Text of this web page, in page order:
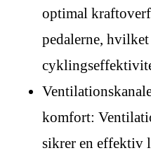
optimal
pedalerne,
komfort:
sikrer en effektiv